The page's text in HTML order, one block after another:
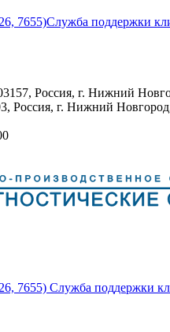
7655)Служба поддержки
Россия, г. Нижний
Россия, г. Нижний
7655) Служба поддержки